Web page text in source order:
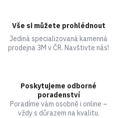
Vše si můžete prohlédnout
Jediná specializovaná kamenná
prodejna 3M v ČR. Navštivte nás!
Poskytujeme odborné
poradenství
Poradíme vám osobně i online –
vždy s důrazem na kvalitu.